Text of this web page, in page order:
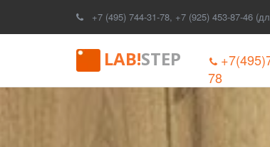
+7 (495) 744-31-78, +7 (925) 453-87-46
LAB!STEP
78